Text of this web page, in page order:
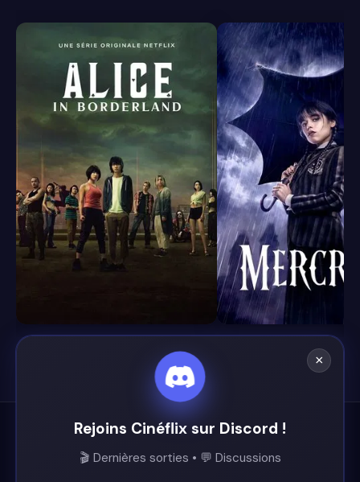
8.4
Cinéflix
×
Rejoins Cinéflix sur Discord !
🎬 Dernières sorties • 💬 Discussions